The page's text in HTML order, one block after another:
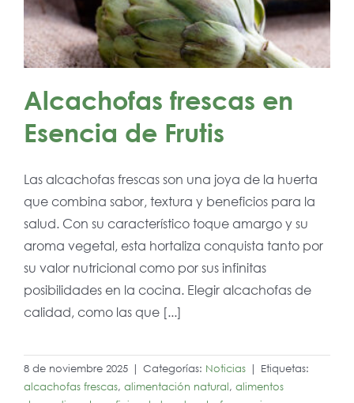
Alcachofas frescas en
Esencia de Frutis
Las alcachofas frescas son una joya de la huerta
que combina sabor, textura y beneficios para la
salud. Con su característico toque amargo y su
aroma vegetal, esta hortaliza conquista tanto por
su valor nutricional como por sus infinitas
posibilidades en la cocina. Elegir alcachofas de
calidad, como las que [...]
8 de noviembre 2025 | Categorías: Noticias | Etiquetas:
alcachofas frescas, alimentación natural, alimentos